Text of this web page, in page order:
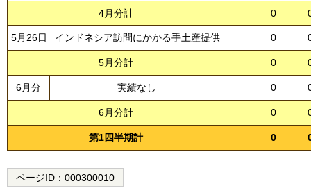
4月分計 0
5月26日 インドネシア訪問にかかる手土産提供 0
5月分計 0
6月分 実績なし 0
6月分計 0
第1四半期計 0
ページID： 000300010